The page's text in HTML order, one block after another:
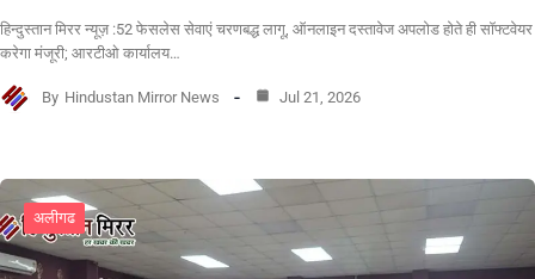
हिन्दुस्तान मिरर न्यूज़ :52 फेसलेस सेवाएं चरणबद्ध लागू, ऑनलाइन दस्तावेज अपलोड होते ही सॉफ्टवेयर
करेगा मंजूरी; आरटीओ कार्यालय…
By Hindustan Mirror News Jul 21, 2026
अलीगढ